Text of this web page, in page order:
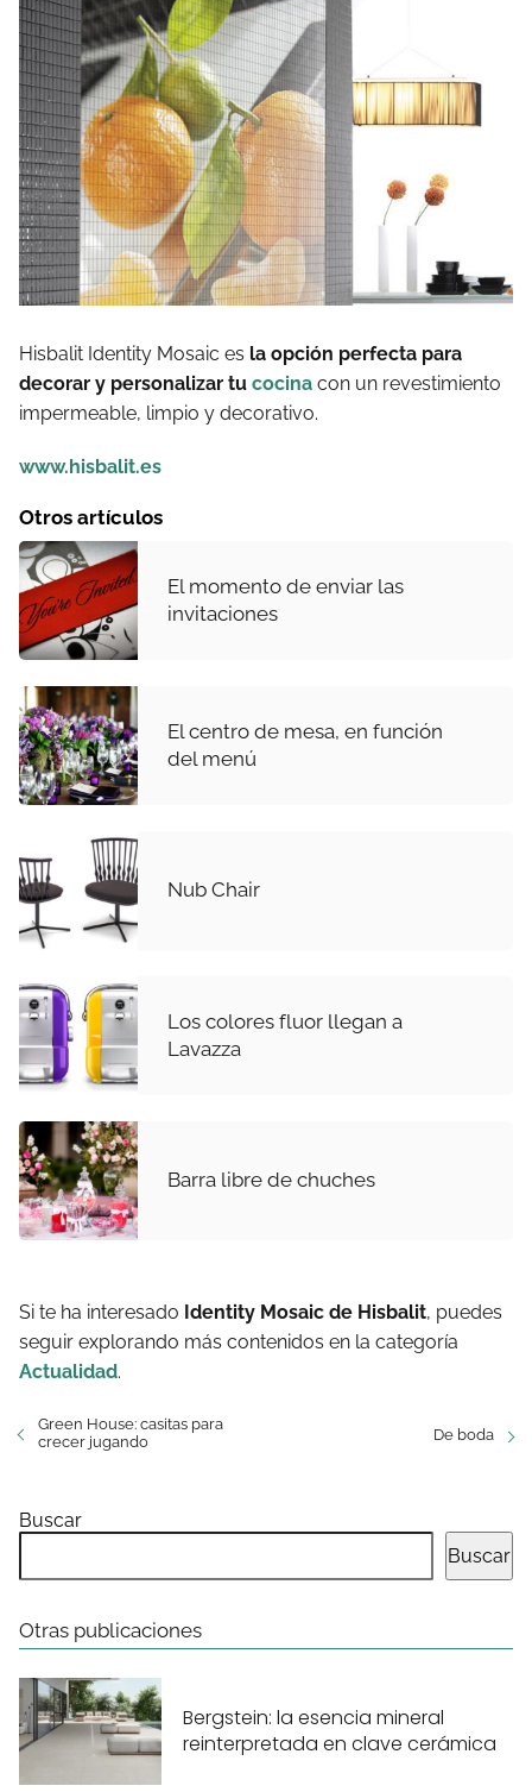
Hisbalit Identity Mosaic es la opción perfecta para
decorar y personalizar tu cocina con un revestimiento
impermeable, limpio y decorativo.
www.hisbalit.es
Otros artículos
El momento de enviar las
invitaciones
El centro de mesa, en función
del menú
Nub Chair
Los colores fluor llegan a
Lavazza
Barra libre de chuches
Si te ha interesado Identity Mosaic de Hisbalit, puedes
seguir explorando más contenidos en la categoría
Actualidad.
Green House: casitas para
crecer jugando
De boda
Buscar
Buscar
Otras publicaciones
Bergstein: la esencia mineral
reinterpretada en clave cerámica